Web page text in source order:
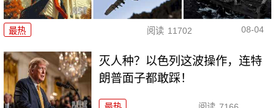
最热 阅读 11702 08-04
灭人种？以色列这波操作，连特
朗普面子都敢踩！